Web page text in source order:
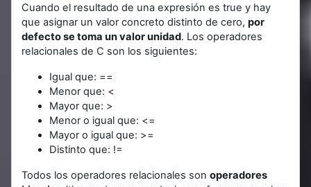
Cuando el resultado de una expresión es true y hay
que asignar un valor concreto distinto de cero, por
defecto se toma un valor unidad. Los operadores
relacionales de C son los siguientes:
Igual que: ==
Menor que: <
Mayor que: >
Menor o igual que: <=
Mayor o igual que: >=
Distinto que: !=
Todos los operadores relacionales son operadores